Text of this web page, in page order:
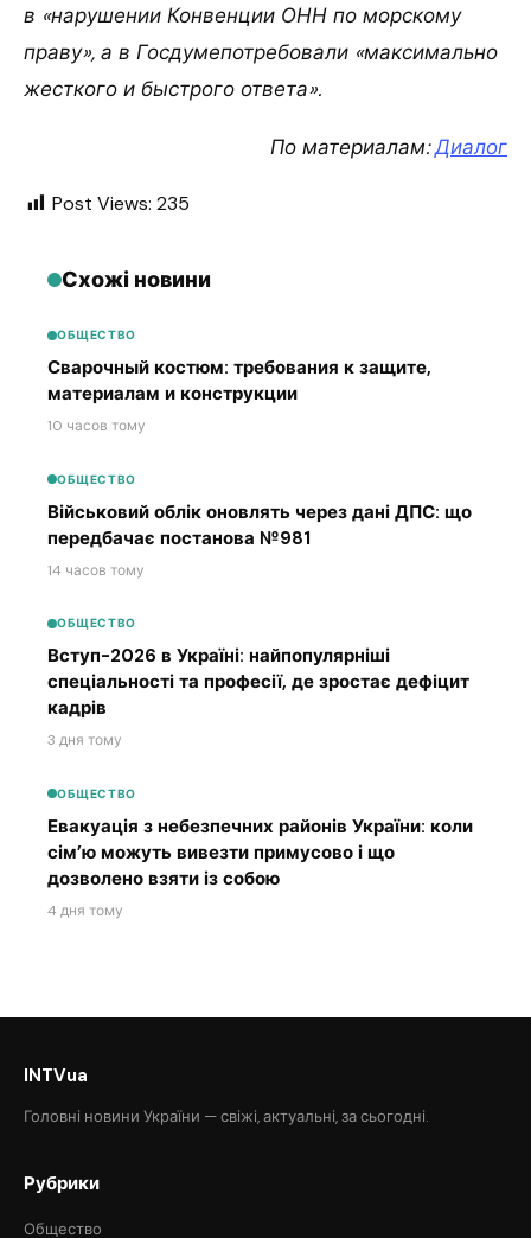
в «нарушении Конвенции ОНН по морскому
праву», а в Госдумепотребовали «максимально
жесткого и быстрого ответа».
По материалам:Диалог
Post Views: 235
Схожі новини
ОБЩЕСТВО
Сварочный костюм: требования к защите,
материалам и конструкции
10 часов тому
ОБЩЕСТВО
Військовий облік оновлять через дані ДПС: що
передбачає постанова №981
14 часов тому
ОБЩЕСТВО
Вступ-2026 в Україні: найпопулярніші
спеціальності та професії, де зростає дефіцит
кадрів
3 дня тому
ОБЩЕСТВО
Евакуація з небезпечних районів України: коли
сім’ю можуть вивезти примусово і що
дозволено взяти із собою
4 дня тому
INTVua
Головні новини України — свіжі, актуальні, за сьогодні.
Рубрики
Общество